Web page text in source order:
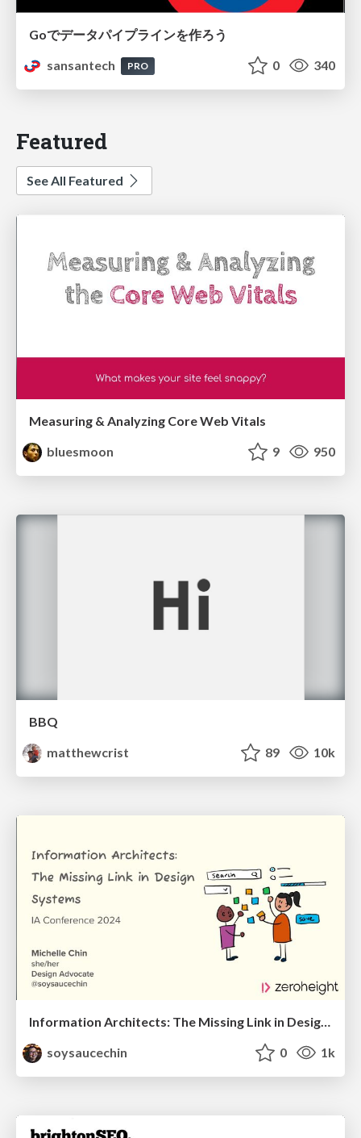
Goでデータパイプラインを作ろう
sansantech
PRO 0 340
Featured
See All Featured
Measuring & Analyzing Core Web Vitals
bluesmoon
9 950
BBQ
matthewcrist
89 10k
Information Architects: The Missing Link in Design Systems
soysaucechin
0 1k